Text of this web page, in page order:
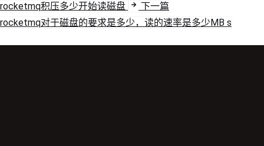
rocketmq积压多少开始读磁盘
下一篇
rocketmq对于磁盘的要求是多少，读的速率是多少MB s